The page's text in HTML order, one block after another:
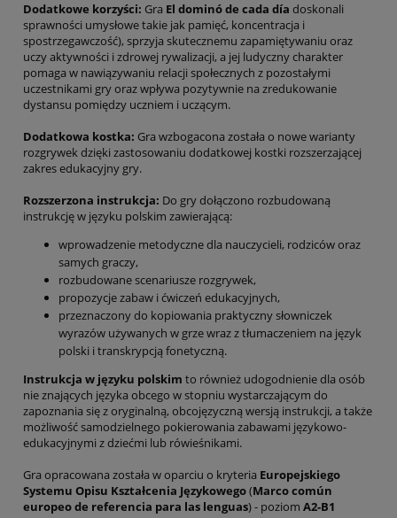
Dodatkowe korzyści: Gra El dominó de cada día doskonali
sprawności umysłowe takie jak pamięć, koncentracja i
spostrzegawczość), sprzyja skutecznemu zapamiętywaniu oraz
uczy aktywności i zdrowej rywalizacji, a jej ludyczny charakter
pomaga w nawiązywaniu relacji społecznych z pozostałymi
uczestnikami gry oraz wpływa pozytywnie na zredukowanie
dystansu pomiędzy uczniem i uczącym.
Dodatkowa kostka: Gra wzbogacona została o nowe warianty
rozgrywek dzięki zastosowaniu dodatkowej kostki rozszerzającej
zakres edukacyjny gry.
Rozszerzona instrukcja: Do gry dołączono rozbudowaną
instrukcję w języku polskim zawierającą:
wprowadzenie metodyczne dla nauczycieli, rodziców oraz
samych graczy,
rozbudowane scenariusze rozgrywek,
propozycje zabaw i ćwiczeń edukacyjnych,
przeznaczony do kopiowania praktyczny słowniczek
wyrazów używanych w grze wraz z tłumaczeniem na język
polski i transkrypcją fonetyczną.
Instrukcja w języku polskim to również udogodnienie dla osób
nie znających języka obcego w stopniu wystarczającym do
zapoznania się z oryginalną, obcojęzyczną wersją instrukcji, a także
możliwość samodzielnego pokierowania zabawami językowo-
edukacyjnymi z dziećmi lub rówieśnikami.
Gra opracowana została w oparciu o kryteria Europejskiego
Systemu Opisu Kształcenia Językowego(Marco común
europeo de referencia para las lenguas) - poziom A2-B1